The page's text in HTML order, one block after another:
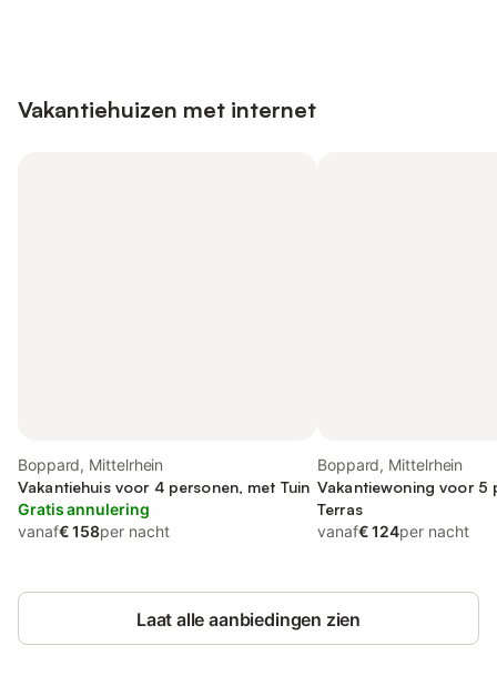
Vakantiehuizen met internet
Boppard, Mittelrhein
Vakantiehuis voor 4 personen, met Tuin
Gratis annulering
vanaf€ 158per nacht
Boppard, Mittelrhein
Vakantiewoning voor 5
Terras
vanaf€ 124per nacht
Laat alle aanbiedingen zien